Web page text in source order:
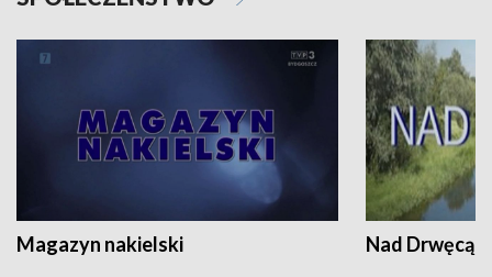
Magazyn nakielski Nad Drwęcą